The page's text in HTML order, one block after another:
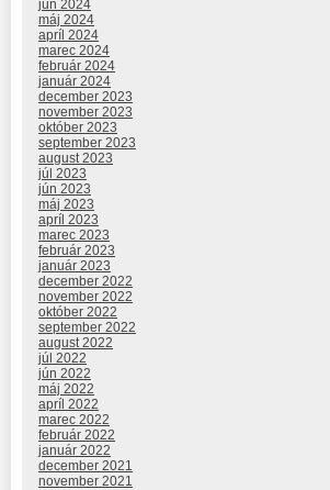
jún 2024
máj 2024
apríl 2024
marec 2024
február 2024
január 2024
december 2023
november 2023
október 2023
september 2023
august 2023
júl 2023
jún 2023
máj 2023
apríl 2023
marec 2023
február 2023
január 2023
december 2022
november 2022
október 2022
september 2022
august 2022
júl 2022
jún 2022
máj 2022
apríl 2022
marec 2022
február 2022
január 2022
december 2021
november 2021